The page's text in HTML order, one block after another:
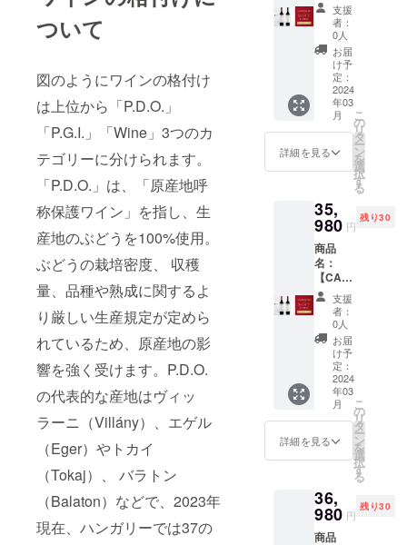
ついて
図のようにワインの格付け
は上位から「P.D.O.」
「P.G.I.」「Wine」3つのカ
テゴリーに分けられます。
「P.D.O.」は、「原産地呼
称保護ワイン」を指し、生
産地のぶどうを100%使用。
ぶどうの栽培密度、 収穫
量、品種や熟成に関するよ
り厳しい生産規定が定めら
れているため、原産地の影
響を強く受けます。P.D.O.
の代表的な産地はヴィッ
ラーニ（Villány）、エゲル
（Eger）やトカイ
（Tokaj）、 バラトン
（Balaton）などで、2023年
現在、ハンガリーでは37の
100%
タイ
プ：
赤 辛
口 アル
コール
度数：
13.78%
内容
量：
750ml ※
りま
す。 ※
こちら
のリ
ターン
は20歳
未満の
方は購
入する
ことが
できま
せん。
甘いス
パイ
ス、過
熟した
フルー
ツ、ミ
ントが
感じら
れ、新
しいに
よる
チョコ
とバニ
ラの
ニュア
ンスが
アクセ
ントと
して効
いてい
ます。
ぶどう
品種：
シラー
100%
タイ
プ：
赤 辛
口 アル
内容
量：
750ml ※
送料込
のぶど
う畑で
厳選さ
れたメ
ルロー
から造
られて
いま
す。発
酵後、
ワイン
はバ
樽で
12ヶ月
熟成さ
れ、そ
の後さ
らに
12ヶ月
大樽に
移され
ます。
このワ
インは
良い天
候に恵
まれ、
細心の
注意を
払って
作られ
た。フ
ルボ
ディで
しっか
リック
樽で
12ヶ月
熟成さ
れ、そ
の後さ
らに
12ヶ月
大樽に
移され
ます。
このワ
良い天
候に恵
まれ、
細心の
注意を
払って
作られ
まし
た。フ
ルボ
ディで
しっか
りとし
たタン
ニンが
あり、
素晴ら
しいポ
テン
を持っ
ていま
す。カ
シスと
バコの
ニュア
ンスが
感じら
れるフ
ルボ
ディー
のワイ
ンで
どう品
種：カ
ネ・フ
ラン タ
イプ：
赤 辛
口 アル
コール
度数：
14.33%
内容
量：
750ml
【ボッ
ク・シ
ラー
2019】
商品説
明：ボ
コルの
ぶどう
で収穫
量を制
限した
特別な
ネット
レッド
の色調
で、香
りには
熟した
チェ
リーと
ブラッ
リーが
干しフ
マと共
に現れ
ます。
味わい
には果
物の他
にチョ
コレー
トとタ
バコの
ニュア
ンスが
感じら
れるフ
ルボ
のワイ
ンで
どう品
種：カ
ベル
ネ・フ
パイ
ス、過
熟した
フルー
ツ、ミ
ントが
感じら
れ、新
しいに
チョコ
レート
ニュア
ンスが
アクセ
ントと
して効
いてい
ます。
ぶどう
品種：
シラー
100%
タイ
プ：
赤 辛
口 アル
度数：
15.08%
750ml
【ボッ
ク・メ
商品説
明：
フェケ
テ・ヘ
ジのぶ
どう畑
で生産
され、
収穫量
を制限
したカ
作られ
たワイ
ン。こ
ちらの
カベル
ネ・フ
ランの
ワイン
は、卓
越した
年のみ
造られ
ます。
発酵
後、新
リック
樽で
れま
す。
ガー
シャル
リザー
ブ2015
価格：
38,980
→34,98
（4,000
円引
き）
ラー
ニ・フ
ラン・
フェケ
テ・ヘ
ジ・セ
レク
ション
2016】
商品説
明：
フェケ
テ・ヘ
ジのぶ
どう畑
で生産
され、
ベル
ネ・フ
ランで
割・30
名限
定・
5%OFF
】ボッ
ク・シ
ラー
2019、
ボッ
ク・メ
ルロー
スペ
リザー
ブ2015
価格：
36,980
円
→34,98
0円
（2,000
円引
き）
【ボッ
ク・シ
ラー
2019】
商品説
明：ボ
コルの
量を制
限した
特別な
シラー
支援
者：
0人
お届
け予
定：
2024
年03
月
詳細を見る
こ
の
リ
タ
ー
ン
を
選
択
す
る
35,
980 円
残り30
商品
名：
【CAM
PFIRE
割・30
名限
定・
5%OFF
】ボッ
ク・
ヴィ
ラー
ニ・フ
ラン・
フェケ
テ・ヘ
レク
ション
2016、
ボッ
支援
者：
0人
お届
け予
定：
2024
年03
月
詳細を見る
こ
の
リ
タ
ー
ン
を
選
択
す
る
36,
980 円
残り30
商品